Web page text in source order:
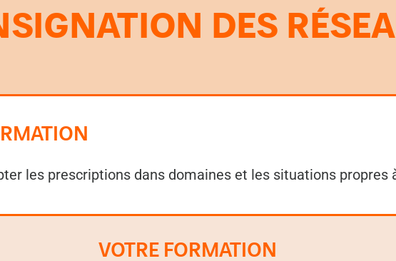
DES
les prescriptions dans domaines et les situations propres
VOTRE FORMATION